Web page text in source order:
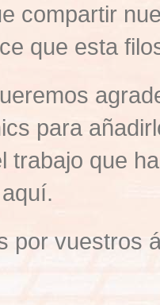
compartir
que esta
para
trabajo que
por vuestros